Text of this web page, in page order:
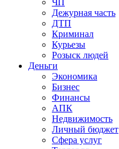
ЧП
Дежурная часть
ДТП
Криминал
Курьезы
Розыск людей
Деньги
Экономика
Бизнес
Финансы
АПК
Недвижимость
Личный бюджет
Сфера услуг